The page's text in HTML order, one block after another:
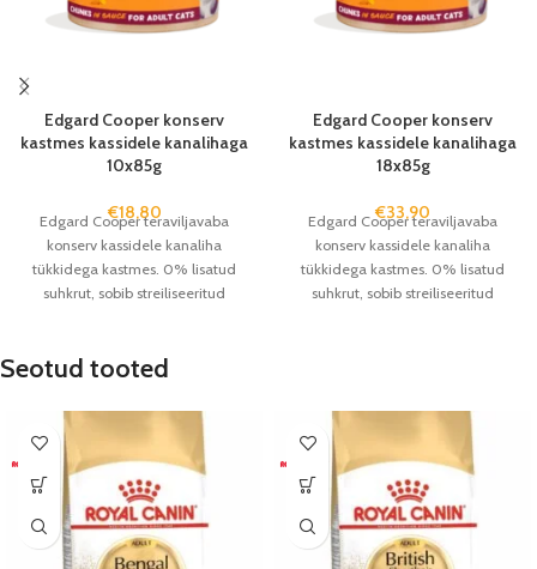
Edgard Cooper konserv
kastmes kassidele kanalihaga
10x85g
€18,80
Edgard Cooper teraviljavaba
konserv kassidele kanaliha
tükkidega kastmes. 0% lisatud
suhkrut, sobib streiliseeritud
Edgard Cooper konserv
kastmes kassidele kanalihaga
18x85g
€33,90
Edgard Cooper teraviljavaba
konserv kassidele kanaliha
tükkidega kastmes. 0% lisatud
suhkrut, sobib streiliseeritud
Seotud tooted